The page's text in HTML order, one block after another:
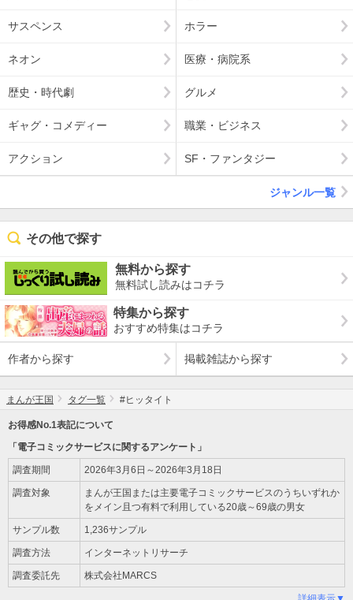
サスペンス ホラー
ネオン 医療・病院系
歴史・時代劇 グルメ
ギャグ・コメディー 職業・ビジネス
アクション SF・ファンタジー
ジャンル一覧
その他で探す
無料から探す
無料試し読みはコチラ
特集から探す
おすすめ特集はコチラ
作者から探す 掲載雑誌から探す
まんが王国 タグ一覧 #ヒッタイト
お得感No.1表記について
「電子コミックサービスに関するアンケート」
調査期間 2026年3月6日～2026年3月18日
調査対象
まんが王国または主要電子コミックサービスのうちいずれか
をメイン且つ有料で利用している20歳～69歳の男女
サンプル数 1,236サンプル
調査方法 インターネットリサーチ
調査委託先 株式会社MARCS